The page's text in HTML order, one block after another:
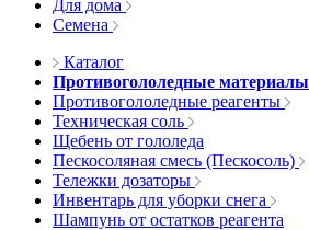
Для дома
Семена
Каталог
Противогололедные материалы
Противогололедные реагенты
Техническая соль
Щебень от гололеда
Пескосоляная смесь (Пескосоль)
Тележки дозаторы
Инвентарь для уборки снега
Шампунь от остатков реагента